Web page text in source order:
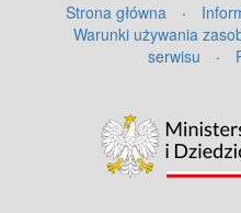
Strona główna ·
Warunki używania
serwisu
·